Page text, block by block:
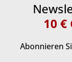
10 €
Abonnieren